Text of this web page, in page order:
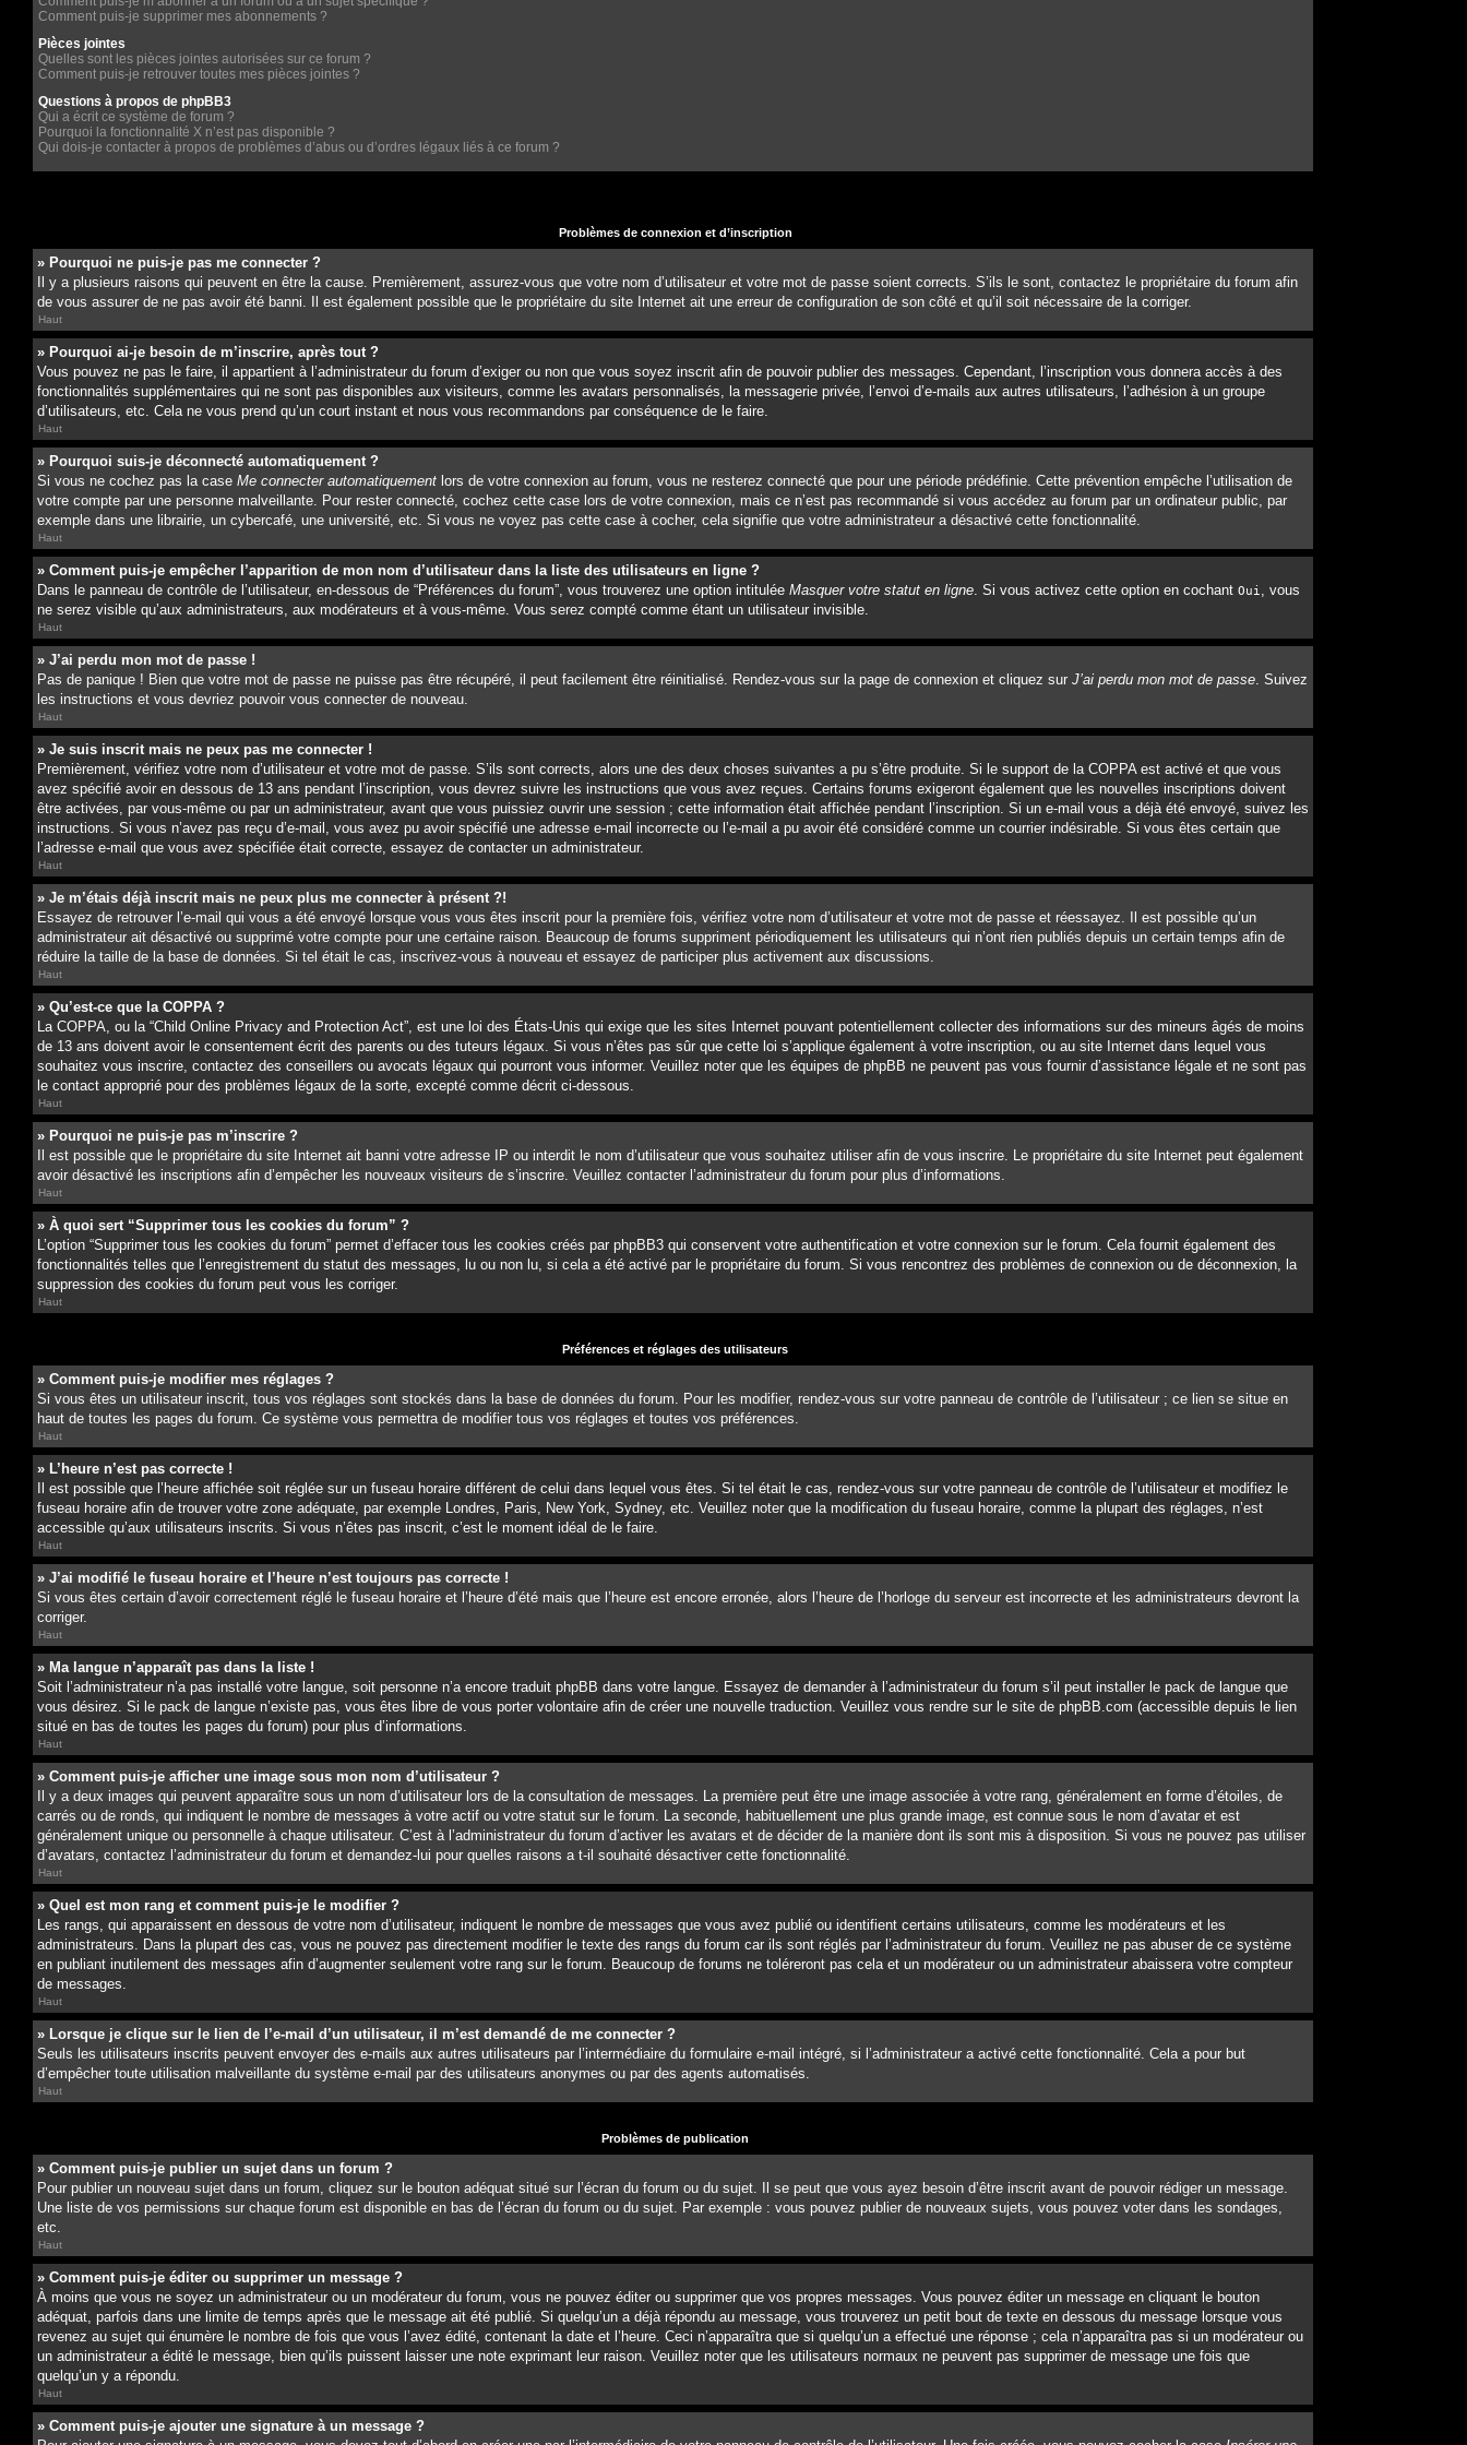
Comment puis-je supprimer mes abonnements ?
Pièces jointes
Quelles sont les pièces jointes autorisées sur ce forum ?
Comment puis-je retrouver toutes mes pièces jointes ?
Questions à propos de phpBB3
Qui a écrit ce système de forum ?
Pourquoi la fonctionnalité X n’est pas disponible ?
Qui dois-je contacter à propos de problèmes d’abus ou d’ordres légaux liés à ce forum ?
Problèmes de connexion et d’inscription
» Pourquoi ne puis-je pas me connecter ?
Il y a plusieurs raisons qui peuvent en être la cause. Premièrement, assurez-vous que votre nom d’utilisateur et votre mot de passe soient corrects. S’ils le sont, contactez le propriétaire du forum afin
de vous assurer de ne pas avoir été banni. Il est également possible que le propriétaire du site Internet ait une erreur de configuration de son côté et qu’il soit nécessaire de la corriger.
Haut
» Pourquoi ai-je besoin de m’inscrire, après tout ?
Vous pouvez ne pas le faire, il appartient à l’administrateur du forum d’exiger ou non que vous soyez inscrit afin de pouvoir publier des messages. Cependant, l’inscription vous donnera accès à des
fonctionnalités supplémentaires qui ne sont pas disponibles aux visiteurs, comme les avatars personnalisés, la messagerie privée, l’envoi d’e-mails aux autres utilisateurs, l’adhésion à un groupe
d’utilisateurs, etc. Cela ne vous prend qu’un court instant et nous vous recommandons par conséquence de le faire.
Haut
» Pourquoi suis-je déconnecté automatiquement ?
Si vous ne cochez pas la case Me connecter automatiquement lors de votre connexion au forum, vous ne resterez connecté que pour une période prédéfinie. Cette prévention empêche l’utilisation de
votre compte par une personne malveillante. Pour rester connecté, cochez cette case lors de votre connexion, mais ce n’est pas recommandé si vous accédez au forum par un ordinateur public, par
exemple dans une librairie, un cybercafé, une université, etc. Si vous ne voyez pas cette case à cocher, cela signifie que votre administrateur a désactivé cette fonctionnalité.
Haut
» Comment puis-je empêcher l’apparition de mon nom d’utilisateur dans la liste des utilisateurs en ligne ?
Dans le panneau de contrôle de l’utilisateur, en-dessous de “Préférences du forum”, vous trouverez une option intitulée Masquer votre statut en ligne. Si vous activez cette option en cochant Oui , vous
ne serez visible qu’aux administrateurs, aux modérateurs et à vous-même. Vous serez compté comme étant un utilisateur invisible.
Haut
» J’ai perdu mon mot de passe !
Pas de panique ! Bien que votre mot de passe ne puisse pas être récupéré, il peut facilement être réinitialisé. Rendez-vous sur la page de connexion et cliquez sur J’ai perdu mon mot de passe. Suivez
les instructions et vous devriez pouvoir vous connecter de nouveau.
Haut
» Je suis inscrit mais ne peux pas me connecter !
Premièrement, vérifiez votre nom d’utilisateur et votre mot de passe. S’ils sont corrects, alors une des deux choses suivantes a pu s’être produite. Si le support de la COPPA est activé et que vous
avez spécifié avoir en dessous de 13 ans pendant l’inscription, vous devrez suivre les instructions que vous avez reçues. Certains forums exigeront également que les nouvelles inscriptions doivent
être activées, par vous-même ou par un administrateur, avant que vous puissiez ouvrir une session ; cette information était affichée pendant l’inscription. Si un e-mail vous a déjà été envoyé, suivez les
instructions. Si vous n’avez pas reçu d’e-mail, vous avez pu avoir spécifié une adresse e-mail incorrecte ou l’e-mail a pu avoir été considéré comme un courrier indésirable. Si vous êtes certain que
l’adresse e-mail que vous avez spécifiée était correcte, essayez de contacter un administrateur.
Haut
» Je m’étais déjà inscrit mais ne peux plus me connecter à présent ?!
Essayez de retrouver l’e-mail qui vous a été envoyé lorsque vous vous êtes inscrit pour la première fois, vérifiez votre nom d’utilisateur et votre mot de passe et réessayez. Il est possible qu’un
administrateur ait désactivé ou supprimé votre compte pour une certaine raison. Beaucoup de forums suppriment périodiquement les utilisateurs qui n’ont rien publiés depuis un certain temps afin de
réduire la taille de la base de données. Si tel était le cas, inscrivez-vous à nouveau et essayez de participer plus activement aux discussions.
Haut
» Qu’est-ce que la COPPA ?
La COPPA, ou la “Child Online Privacy and Protection Act”, est une loi des États-Unis qui exige que les sites Internet pouvant potentiellement collecter des informations sur des mineurs âgés de moins
de 13 ans doivent avoir le consentement écrit des parents ou des tuteurs légaux. Si vous n’êtes pas sûr que cette loi s’applique également à votre inscription, ou au site Internet dans lequel vous
souhaitez vous inscrire, contactez des conseillers ou avocats légaux qui pourront vous informer. Veuillez noter que les équipes de phpBB ne peuvent pas vous fournir d’assistance légale et ne sont pas
le contact approprié pour des problèmes légaux de la sorte, excepté comme décrit ci-dessous.
Haut
» Pourquoi ne puis-je pas m’inscrire ?
Il est possible que le propriétaire du site Internet ait banni votre adresse IP ou interdit le nom d’utilisateur que vous souhaitez utiliser afin de vous inscrire. Le propriétaire du site Internet peut également
avoir désactivé les inscriptions afin d’empêcher les nouveaux visiteurs de s’inscrire. Veuillez contacter l’administrateur du forum pour plus d’informations.
Haut
» À quoi sert “Supprimer tous les cookies du forum” ?
L’option “Supprimer tous les cookies du forum” permet d’effacer tous les cookies créés par phpBB3 qui conservent votre authentification et votre connexion sur le forum. Cela fournit également des
fonctionnalités telles que l’enregistrement du statut des messages, lu ou non lu, si cela a été activé par le propriétaire du forum. Si vous rencontrez des problèmes de connexion ou de déconnexion, la
suppression des cookies du forum peut vous les corriger.
Haut
Préférences et réglages des utilisateurs
» Comment puis-je modifier mes réglages ?
Si vous êtes un utilisateur inscrit, tous vos réglages sont stockés dans la base de données du forum. Pour les modifier, rendez-vous sur votre panneau de contrôle de l’utilisateur ; ce lien se situe en
haut de toutes les pages du forum. Ce système vous permettra de modifier tous vos réglages et toutes vos préférences.
Haut
» L’heure n’est pas correcte !
Il est possible que l’heure affichée soit réglée sur un fuseau horaire différent de celui dans lequel vous êtes. Si tel était le cas, rendez-vous sur votre panneau de contrôle de l’utilisateur et modifiez le
fuseau horaire afin de trouver votre zone adéquate, par exemple Londres, Paris, New York, Sydney, etc. Veuillez noter que la modification du fuseau horaire, comme la plupart des réglages, n’est
accessible qu’aux utilisateurs inscrits. Si vous n’êtes pas inscrit, c’est le moment idéal de le faire.
Haut
» J’ai modifié le fuseau horaire et l’heure n’est toujours pas correcte !
Si vous êtes certain d’avoir correctement réglé le fuseau horaire et l’heure d’été mais que l’heure est encore erronée, alors l’heure de l’horloge du serveur est incorrecte et les administrateurs devront la
corriger.
Haut
» Ma langue n’apparaît pas dans la liste !
Soit l’administrateur n’a pas installé votre langue, soit personne n’a encore traduit phpBB dans votre langue. Essayez de demander à l’administrateur du forum s’il peut installer le pack de langue que
vous désirez. Si le pack de langue n’existe pas, vous êtes libre de vous porter volontaire afin de créer une nouvelle traduction. Veuillez vous rendre sur le site de phpBB.com (accessible depuis le lien
situé en bas de toutes les pages du forum) pour plus d’informations.
Haut
» Comment puis-je afficher une image sous mon nom d’utilisateur ?
Il y a deux images qui peuvent apparaître sous un nom d’utilisateur lors de la consultation de messages. La première peut être une image associée à votre rang, généralement en forme d’étoiles, de
carrés ou de ronds, qui indiquent le nombre de messages à votre actif ou votre statut sur le forum. La seconde, habituellement une plus grande image, est connue sous le nom d’avatar et est
généralement unique ou personnelle à chaque utilisateur. C’est à l’administrateur du forum d’activer les avatars et de décider de la manière dont ils sont mis à disposition. Si vous ne pouvez pas utiliser
d’avatars, contactez l’administrateur du forum et demandez-lui pour quelles raisons a t-il souhaité désactiver cette fonctionnalité.
Haut
» Quel est mon rang et comment puis-je le modifier ?
Les rangs, qui apparaissent en dessous de votre nom d’utilisateur, indiquent le nombre de messages que vous avez publié ou identifient certains utilisateurs, comme les modérateurs et les
administrateurs. Dans la plupart des cas, vous ne pouvez pas directement modifier le texte des rangs du forum car ils sont réglés par l’administrateur du forum. Veuillez ne pas abuser de ce système
en publiant inutilement des messages afin d’augmenter seulement votre rang sur le forum. Beaucoup de forums ne toléreront pas cela et un modérateur ou un administrateur abaissera votre compteur
de messages.
Haut
» Lorsque je clique sur le lien de l’e-mail d’un utilisateur, il m’est demandé de me connecter ?
Seuls les utilisateurs inscrits peuvent envoyer des e-mails aux autres utilisateurs par l’intermédiaire du formulaire e-mail intégré, si l’administrateur a activé cette fonctionnalité. Cela a pour but
d’empêcher toute utilisation malveillante du système e-mail par des utilisateurs anonymes ou par des agents automatisés.
Haut
Problèmes de publication
» Comment puis-je publier un sujet dans un forum ?
Pour publier un nouveau sujet dans un forum, cliquez sur le bouton adéquat situé sur l’écran du forum ou du sujet. Il se peut que vous ayez besoin d’être inscrit avant de pouvoir rédiger un message.
Une liste de vos permissions sur chaque forum est disponible en bas de l’écran du forum ou du sujet. Par exemple : vous pouvez publier de nouveaux sujets, vous pouvez voter dans les sondages,
etc.
Haut
» Comment puis-je éditer ou supprimer un message ?
À moins que vous ne soyez un administrateur ou un modérateur du forum, vous ne pouvez éditer ou supprimer que vos propres messages. Vous pouvez éditer un message en cliquant le bouton
adéquat, parfois dans une limite de temps après que le message ait été publié. Si quelqu’un a déjà répondu au message, vous trouverez un petit bout de texte en dessous du message lorsque vous
revenez au sujet qui énumère le nombre de fois que vous l’avez édité, contenant la date et l’heure. Ceci n’apparaîtra que si quelqu’un a effectué une réponse ; cela n’apparaîtra pas si un modérateur ou
un administrateur a édité le message, bien qu’ils puissent laisser une note exprimant leur raison. Veuillez noter que les utilisateurs normaux ne peuvent pas supprimer de message une fois que
quelqu’un y a répondu.
Haut
» Comment puis-je ajouter une signature à un message ?